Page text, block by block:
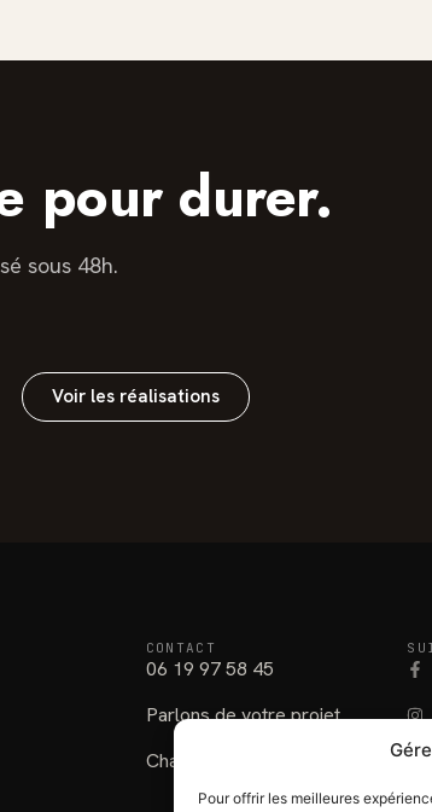
Pour offrir les meilleures
pour durer.
sous 48h.
Voir les réalisations
CONTACT
06 19 97 58 45
Parlons de votre projet
Chatou (78), Yvelines